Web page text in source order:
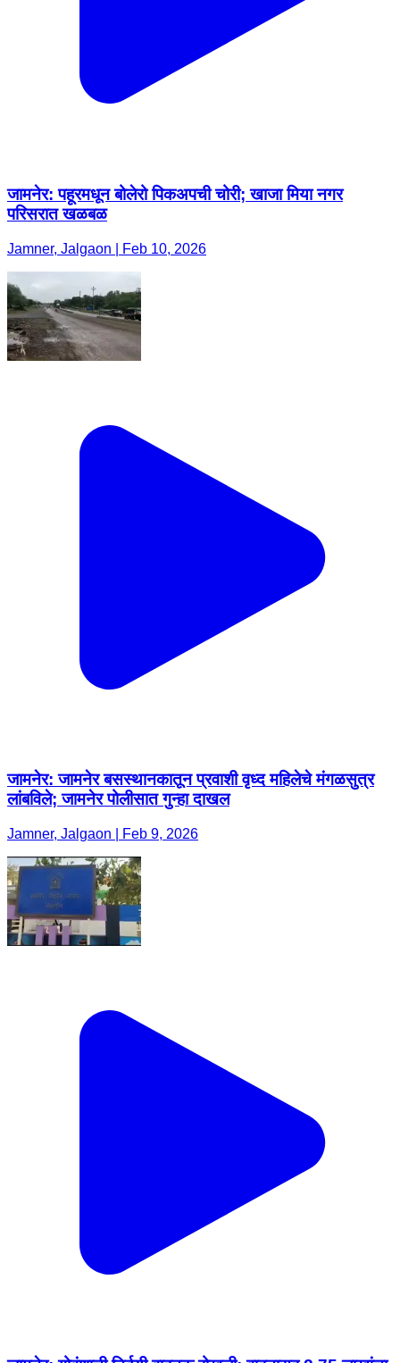
जामनेर: पहूरमधून बोलेरो पिकअपची चोरी; खाजा मिया नगर
परिसरात खळबळ
Jamner, Jalgaon | Feb 10, 2026
जामनेर: जामनेर बसस्थानकातून प्रवाशी वृध्द महिलेचे मंगळसुत्र
लांबविले; जामनेर पोलीसात गुन्हा दाखल
Jamner, Jalgaon | Feb 9, 2026